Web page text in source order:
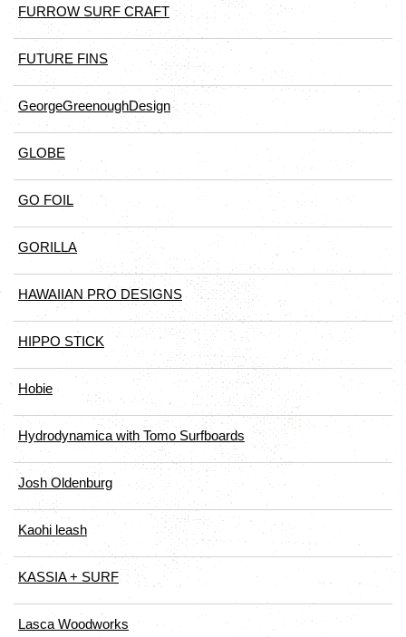
FURROW SURF CRAFT
FUTURE FINS
GeorgeGreenoughDesign
GLOBE
GO FOIL
GORILLA
HAWAIIAN PRO DESIGNS
HIPPO STICK
Hobie
Hydrodynamica with Tomo Surfboards
Josh Oldenburg
Kaohi leash
KASSIA + SURF
Lasca Woodworks